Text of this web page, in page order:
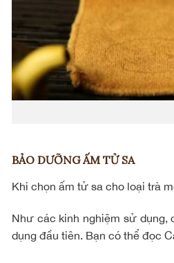
BẢO DƯỠNG ẤM TỬ SA
Khi chọn ấm tử sa cho loại trà
Như các kinh nghiệm sử dụng,
dụng đầu tiên. Bạn có thể đọc